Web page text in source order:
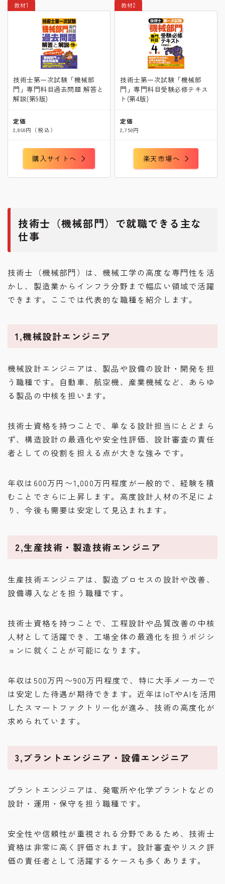
教材1
技術士第一次試験「機械部
門」専門科目過去問題 解答と
解説(第9版)
定価
2,860円（税込）
購入サイトへ
教材2
技術士第一次試験「機械部
門」専門科目受験必修テキス
ト(第4版)
定価
2,750円
楽天市場へ
技術士（機械部門）で就職できる主な
仕事
技術士（機械部門）は、機械工学の高度な専門性を活
かし、製造業からインフラ分野まで幅広い領域で活躍
できます。ここでは代表的な職種を紹介します。
1,機械設計エンジニア
機械設計エンジニアは、製品や設備の設計・開発を担
う職種です。自動車、航空機、産業機械など、あらゆ
る製品の中核を担います。
技術士資格を持つことで、単なる設計担当にとどまら
ず、構造設計の最適化や安全性評価、設計審査の責任
者としての役割を担える点が大きな強みです。
年収は600万円〜1,000万円程度が一般的で、経験を積
むことでさらに上昇します。高度設計人材の不足によ
り、今後も需要は安定して見込まれます。
2,生産技術・製造技術エンジニア
生産技術エンジニアは、製造プロセスの設計や改善、
設備導入などを担う職種です。
技術士資格を持つことで、工程設計や品質改善の中核
人材として活躍でき、工場全体の最適化を担うポジシ
ョンに就くことが可能になります。
年収は500万円〜900万円程度で、特に大手メーカーで
は安定した待遇が期待できます。近年はIoTやAIを活用
したスマートファクトリー化が進み、技術の高度化が
求められています。
3,プラントエンジニア・設備エンジニア
プラントエンジニアは、発電所や化学プラントなどの
設計・運用・保守を担う職種です。
安全性や信頼性が重視される分野であるため、技術士
資格は非常に高く評価されます。設計審査やリスク評
価の責任者として活躍するケースも多くあります。